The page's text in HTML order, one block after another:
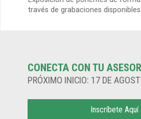
través de grabaciones
CONECTA CON TU ASESOR
PRÓXIMO INICIO: 17 DE